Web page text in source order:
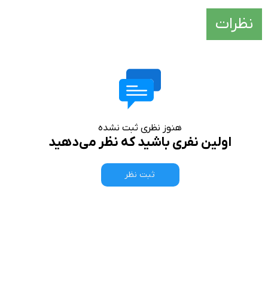
نظرات
هنوز نظری ثبت نشده
اولین نفری باشید که نظر می‌دهید
ثبت نظر